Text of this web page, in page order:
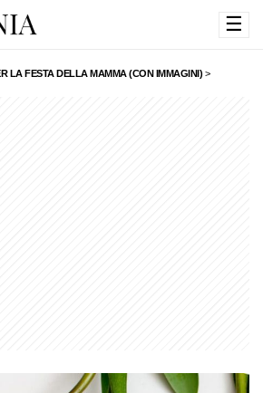
☰
LA FESTA DELLA MAMMA (CON IMMAGINI) >